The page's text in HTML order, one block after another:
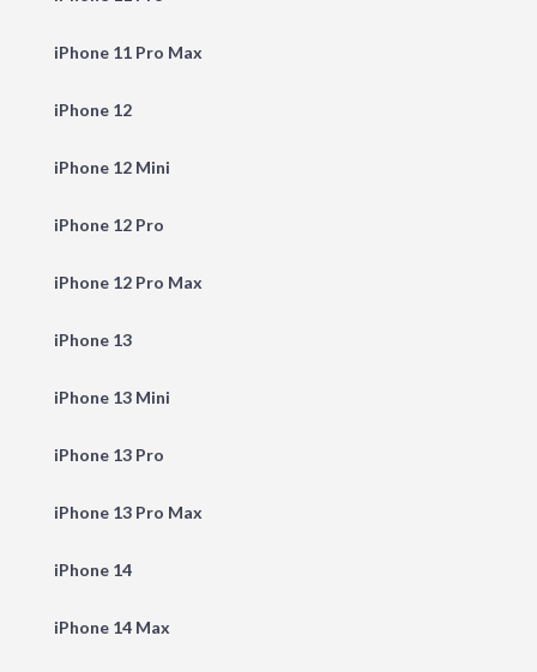
iPhone 11 Pro Max
iPhone 12
iPhone 12 Mini
iPhone 12 Pro
iPhone 12 Pro Max
iPhone 13
iPhone 13 Mini
iPhone 13 Pro
iPhone 13 Pro Max
iPhone 14
iPhone 14 Max